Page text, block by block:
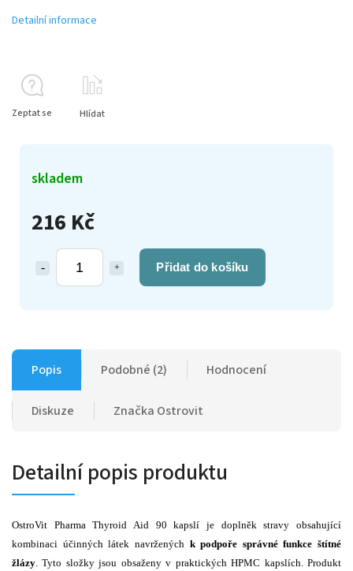
216 Kč
Přidat do košíku
skladem
Detailní informace
Zeptat se Hlídat
Popis Podobné (2) Hodnocení
Diskuze Značka Ostrovit
Detailní popis produktu
OstroVit Pharma Thyroid Aid 90 kapslí je doplněk stravy obsahující
kombinaci účinných látek navržených k podpoře správné funkce štítné
žlázy . Tyto složky jsou obsaženy v praktických HPMC kapslích. Produkt